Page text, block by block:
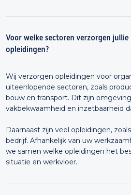
Voor welke sectoren verzorgen jullie
opleidingen?
Wij verzorgen opleidingen voor
uiteenlopende sectoren, zoals
bouw en transport. Dit zijn
vakbekwaamheid en inzetbaarheid
Daarnaast zijn veel opleidingen,
bedrijf. Afhankelijk van uw
we samen welke opleidingen het
situatie en werkvloer.